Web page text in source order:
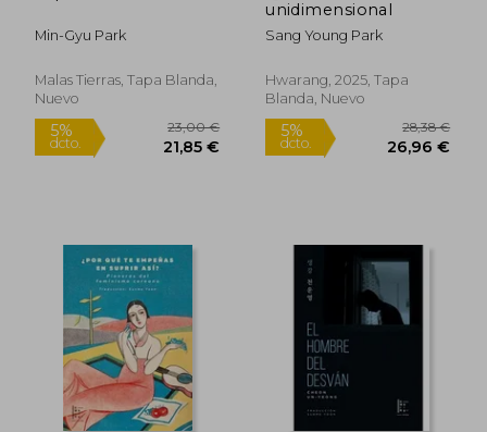
Min-Gyu Park
Malas Tierras, Tapa Blanda,
Nuevo
5%
dcto.
23,00 €
21,85 €
Rápido
unidimensional
Sang Young Park
Hwarang, 2025, Tapa
Blanda, Nuevo
5%
dcto.